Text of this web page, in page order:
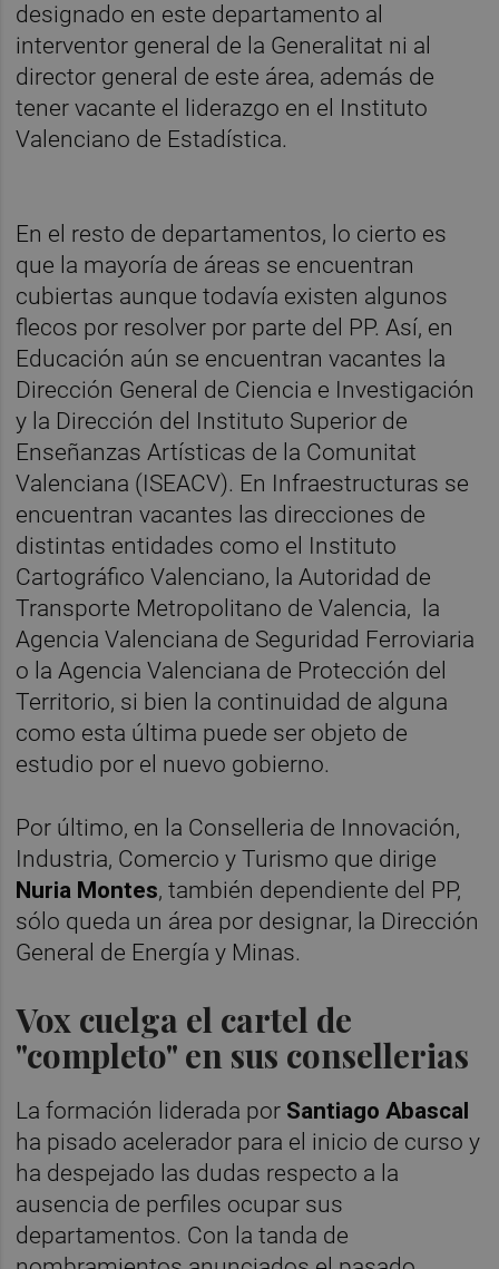
designado en este departamento al
interventor general de la Generalitat ni al
director general de este área, además de
tener vacante el liderazgo en el Instituto
Valenciano de Estadística.
En el resto de departamentos, lo cierto es
que la mayoría de áreas se encuentran
cubiertas aunque todavía existen algunos
flecos por resolver por parte del PP. Así, en
Educación aún se encuentran vacantes la
Dirección General de Ciencia e Investigación
y la Dirección del Instituto Superior de
Enseñanzas Artísticas de la Comunitat
Valenciana (ISEACV). En Infraestructuras se
encuentran vacantes las direcciones de
distintas entidades como el Instituto
Cartográfico Valenciano, la Autoridad de
Transporte Metropolitano de Valencia, la
Agencia Valenciana de Seguridad Ferroviaria
o la Agencia Valenciana de Protección del
Territorio, si bien la continuidad de alguna
como esta última puede ser objeto de
estudio por el nuevo gobierno.
Por último, en la Conselleria de Innovación,
Industria, Comercio y Turismo que dirige
Nuria Montes, también dependiente del PP,
sólo queda un área por designar, la Dirección
General de Energía y Minas.
Vox cuelga el cartel de
"completo" en sus consellerias
La formación liderada por Santiago Abascal
ha pisado acelerador para el inicio de curso y
ha despejado las dudas respecto a la
ausencia de perfiles ocupar sus
departamentos. Con la tanda de